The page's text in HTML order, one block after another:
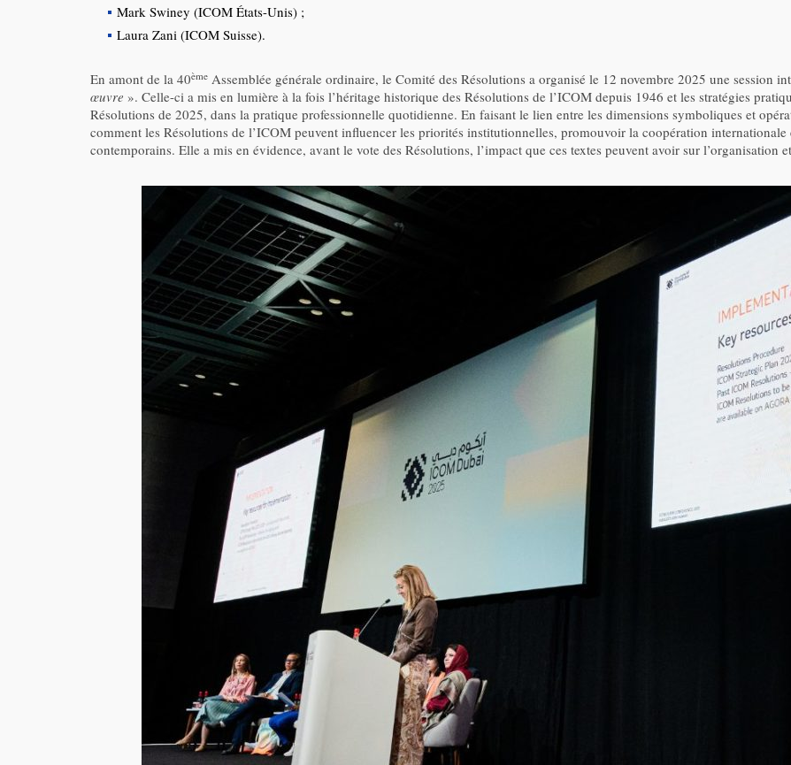
Mark Swiney (ICOM États-Unis) ;
Laura Zani (ICOM Suisse).
En amont de la 40ème Assemblée générale ordinaire, le Comité des Résolutions a organisé le 12 novembre 2025 une session
œuvre ». Celle-ci a mis en lumière à la fois l’héritage historique des Résolutions de l’ICOM depuis 1946 et les stratégies
Résolutions de 2025, dans la pratique professionnelle quotidienne. En faisant le lien entre les dimensions symboliques et
comment les Résolutions de l’ICOM peuvent influencer les priorités institutionnelles, promouvoir la coopération
contemporains. Elle a mis en évidence, avant le vote des Résolutions, l’impact que ces textes peuvent avoir sur l’organisation